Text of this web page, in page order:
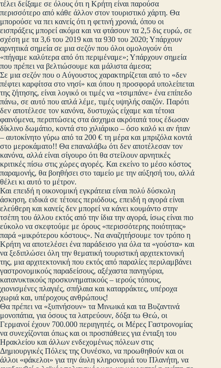
τέλει δείξαμε σε όλους ότι η Κρήτη είναι παρούσα
περισσότερο από κάθε άλλον στον τουριστικό χάρτη. Θα
μπορούσε να πει κανείς ότι η φετινή χρονιά, όπου οι
εισπράξεις μπορεί ακόμα και να φτάσουν τα 2,5 δις ευρώ, σε
σχέση με τα 3,6 του 2019 και τα 930 του 2020; Υπάρχουν
αρνητικά σημεία σε μια σεζόν που όλοι ομολογούν ότι
«πήγαμε καλύτερα από ότι περιμέναμε»; Υπάρχουν σημεία
που πρέπει να βελτιώσουμε και μάλιστα άμεσα;
Σε μια σεζόν που ο Αύγουστος χαρακτηρίζεται από το «δεν
πέφτει καρφίτσα στο νησί» και όπου η προσφορά υπολείπεται
της ζήτησης, είναι λογικό οι τιμές να «τσιμπάνε» ένα επίπεδο
πάνω, σε αυτό που απλά λέμε, τιμές υψηλής σαιζόν. Παρότι
δεν αποτέλεσε τον κανόνα, δυστυχώς είχαμε και τέτοια
φαινόμενα, περιπτώσεις στα άσχημα ακρότατά τους έδωσαν
δίκλινο δωμάτιο, κοντά στο χιλιάρικο – όσο καλό κι αν ήταν
– αυτοκίνητο γύρω από τα 200 € τη μέρα και μπριζόλα κοντά
στο μεροκάματο!! Θα επαναλάβω ότι δεν αποτέλεσαν τον
κανόνα, αλλά είναι σίγουρο ότι θα στείλουν αρνητικές
κριτικές πίσω στις χώρες αγορές. Και εκείνο το μέσο κόστος
παραμονής, θα βοηθήσει στο ταμείο με την αύξησή του, αλλά
θέλει κι αυτό το μέτρον.
Και επειδή η οικονομική εγκράτεια είναι πολύ δύσκολη
άσκηση, ειδικά σε τέτοιες περιόδους, επειδή η αγορά είναι
ελεύθερη και κανείς δεν μπορεί να κάνει κουμάντο στην
τσέπη του άλλου εκτός από την ίδια την αγορά, ίσως είναι πιο
εύκολο να σκεφτούμε με όρους «περισσότερης ποιότητας»
παρά «μικρότερου κόστους». Να αναζητήσουμε τον τρόπο η
Κρήτη να αποτελέσει ένα παράδεισο για όλα τα «γούστα» και
να ξεδιπλώσει όλη την θεματική τουριστική αρχιτεκτονική
της, μια αρχιτεκτονική που εκτός από παραλίες περιλαμβάνει
γαστρονομικούς παραδείσους, αξέχαστα πανηγύρια,
κατανυκτικούς προσκυνηματικούς – ιερούς τόπους,
χιονισμένες πλαγιές, σπήλαια και καταρράκτες, υπέροχα
χωριά και, υπέροχους ανθρώπους!
Θα πρέπει να «ξυπνήσουν» τα Μινωικά και τα Βυζαντινά
μονοπάτια, για όσους τα λατρεύουν, δόξα τω Θεώ, οι
Γερμανοί έχουν 700.000 περιηγητές, οι Μέρες Γαστρονομίας
να συνεχίζονται όπως και οι προσπάθειες για ένταξη του
Ηρακλείου και άλλων ενδεχομένως πόλεων στις
Δημιουργικές Πόλεις της Ουνέσκο, να προωθηθούν και οι
άλλοι «φάκελοι» για την άυλη κληρονομιά του Πλανήτη, να